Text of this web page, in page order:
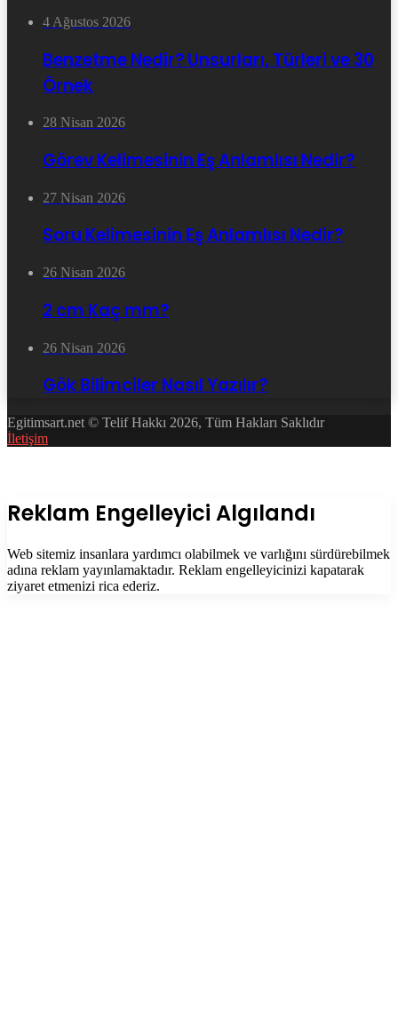
4 Ağustos 2026
Benzetme Nedir? Unsurları, Türleri ve 30
Örnek
28 Nisan 2026
Görev Kelimesinin Eş Anlamlısı Nedir?
27 Nisan 2026
Soru Kelimesinin Eş Anlamlısı Nedir?
26 Nisan 2026
2 cm Kaç mm?
26 Nisan 2026
Gök Bilimciler Nasıl Yazılır?
Egitimsart.net © Telif Hakkı 2026, Tüm Hakları Saklıdır
İletişim
Kapalı
Reklam Engelleyici Algılandı
Web sitemiz insanlara yardımcı olabilmek ve varlığını sürdürebilmek
adına reklam yayınlamaktadır. Reklam engelleyicinizi kapatarak
ziyaret etmenizi rica ederiz.